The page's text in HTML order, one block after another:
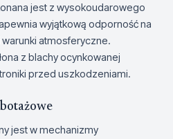
jest z wysokoudarowego
wyjątkową odporność na
atmosferyczne.
z blachy ocynkowanej
przed uszkodzeniami.
jest w mechanizmy